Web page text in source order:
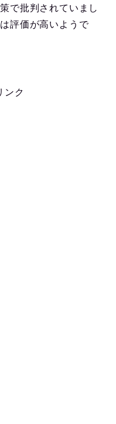
で批判されていまし
評価が高いようで
ンク